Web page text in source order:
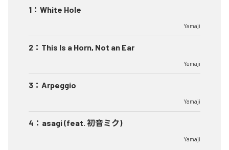
1 ： White Hole
Yamaji
2 ： This Is a Horn, Not an Ear
Yamaji
3 ： Arpeggio
Yamaji
4 ： asagi (feat. 初音ミク)
Yamaji